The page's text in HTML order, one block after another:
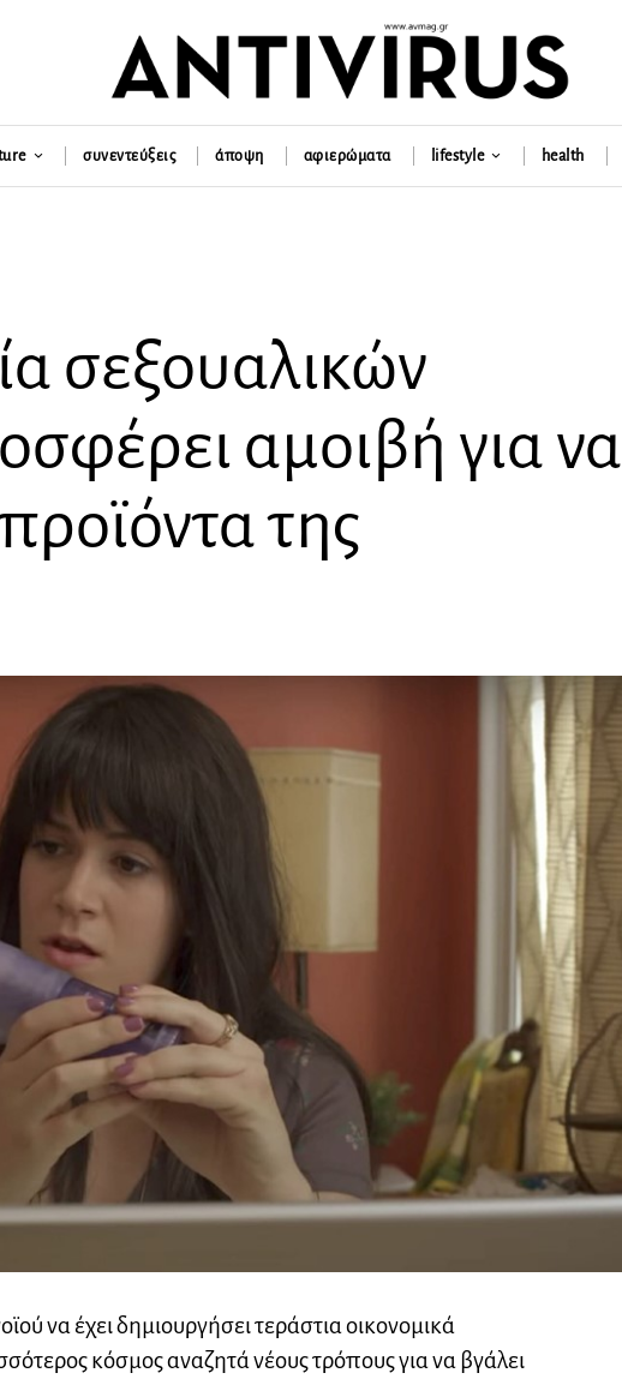
συνεντεύξεις άποψη αφιερώματα lifestyle health
σεξουαλικών
αμοιβή για να
της
να έχει δημιουργήσει τεράστια οικονομικά
κόσμος αναζητά νέους τρόπους για να βγάλει